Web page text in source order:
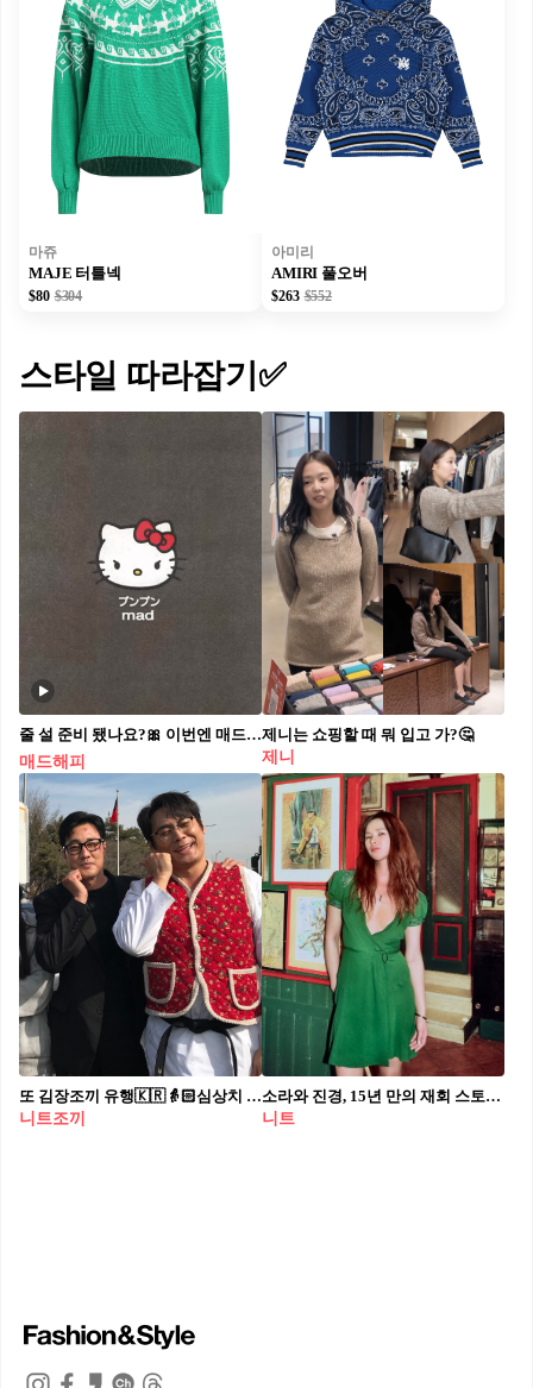
마쥬
MAJE 터틀넥
$80 $304
아미리
AMIRI 풀오버
$263 $552
스타일 따라잡기✅
줄 설 준비 됐나요?🎀 이번엔 매드해피
매드해피
제니는 쇼핑할 때 뭐 입고 가?🤔⁠
제니
또 김장조끼 유행🇰🇷👵🏻심상치 않다
니트조끼
소라와 진경, 15년 만의 재회 스토리👯⁠
니트